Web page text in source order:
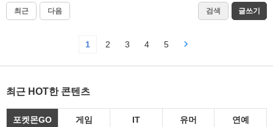
최근 다음 검색 글쓰기
1 2 3 4 5
최근 HOT한 콘텐츠
포켓몬GO 게임 IT 유머 연예